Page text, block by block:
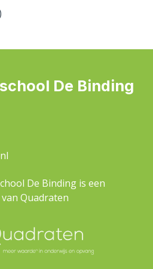
De Binding
De Binding is een
Quadraten